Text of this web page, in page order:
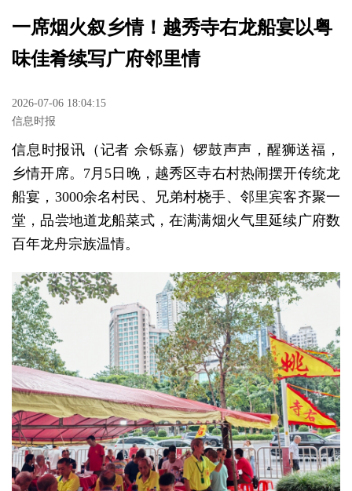
一席烟火叙乡情！越秀寺右龙船宴以粤
味佳肴续写广府邻里情
2026-07-06 18:04:15
信息时报
信息时报讯（记者 佘铄嘉）锣鼓声声，醒狮送福，
乡情开席。7月5日晚，越秀区寺右村热闹摆开传统龙
船宴，3000余名村民、兄弟村桡手、邻里宾客齐聚一
堂，品尝地道龙船菜式，在满满烟火气里延续广府数
百年龙舟宗族温情。